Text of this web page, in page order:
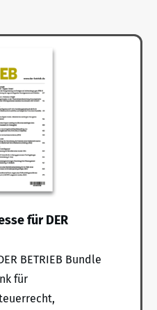
für DER
BETRIEB Bundle
für